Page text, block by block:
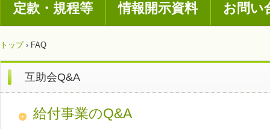
定款・規程等 情報開示資料 お問い
トップ › FAQ
互助会Q&A
給付事業のQ&A